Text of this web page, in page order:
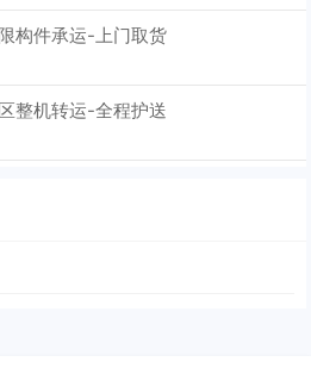
构件承运-上门取货
整机转运-全程护送